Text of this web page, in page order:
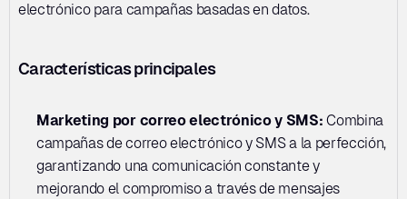
electrónico para campañas basadas en datos.
Características principales
Marketing por correo electrónico y SMS: Combina
campañas de correo electrónico y SMS a la perfección,
garantizando una comunicación constante y
mejorando el compromiso a través de mensajes